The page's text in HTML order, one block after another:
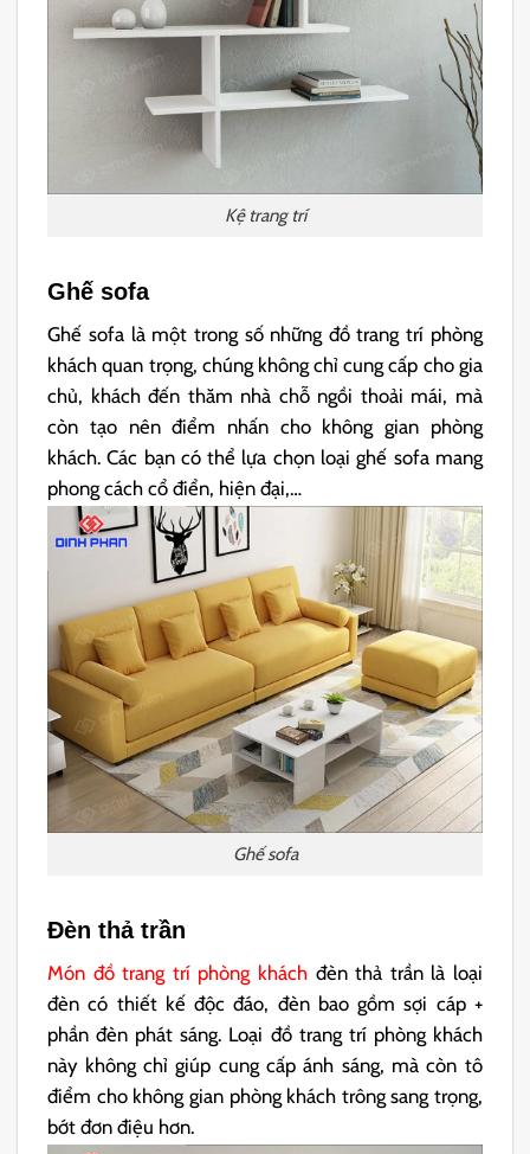
Kệ trang trí
Ghế sofa
Ghế sofa là một trong số những đồ trang trí phòng
khách quan trọng, chúng không chỉ cung cấp cho gia
chủ, khách đến thăm nhà chỗ ngồi thoải mái, mà
còn tạo nên điểm nhấn cho không gian phòng
khách. Các bạn có thể lựa chọn loại ghế sofa mang
phong cách cổ điển, hiện đại,…
Ghế sofa
Đèn thả trần
Món đồ trang trí phòng khách đèn thả trần là loại
đèn có thiết kế độc đáo, đèn bao gồm sợi cáp +
phần đèn phát sáng. Loại đồ trang trí phòng khách
này không chỉ giúp cung cấp ánh sáng, mà còn tô
điểm cho không gian phòng khách trông sang trọng,
bớt đơn điệu hơn.